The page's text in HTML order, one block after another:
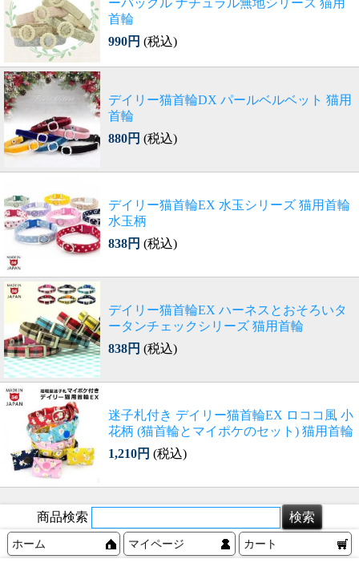
ーバックル ナチュラル無地シリーズ 猫用
首輪
990円 (税込)
デイリー猫首輪DX パールベルベット 猫用
首輪
880円 (税込)
デイリー猫首輪EX 水玉シリーズ 猫用首輪
水玉柄
838円 (税込)
デイリー猫首輪EX ハーネスとおそろいタ
ータンチェックシリーズ 猫用首輪
838円 (税込)
迷子札付き デイリー猫首輪EX ロココ風 小
花柄 (猫首輪とマイポケのセット) 猫用首輪
1,210円 (税込)
商品検索
ホーム マイページ カート